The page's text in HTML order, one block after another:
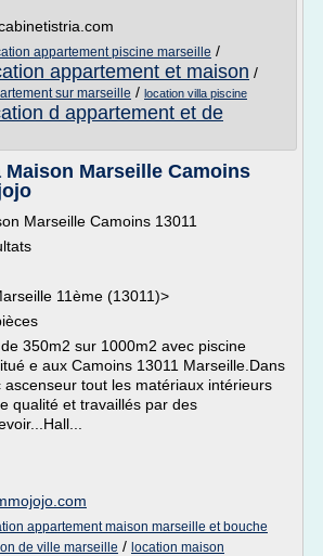
appartement piscine marseille /
appartement et maison /
sur marseille / location villa piscine
d appartement et de
Marseille Camoins
Marseille Camoins 13011
11ème (13011)>
350m2 sur 1000m2 avec piscine
e aux Camoins 13011 Marseille.Dans
ascenseur tout les matériaux intérieurs
qualité et travaillés par des
appartement maison marseille et bouche
de ville marseille / location maison